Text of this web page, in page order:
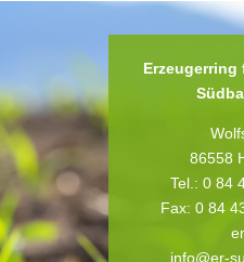
Erzeugerring
86558
Tel.: 0 84
Fax: 0 84
info@er-